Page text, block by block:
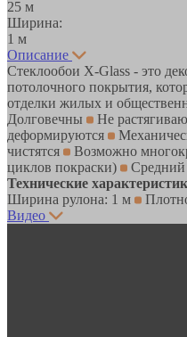
25 м
Ширина:
1 м
Описание
Стеклообои X-Glass - это
потолочного покрытия,
отделки жилых и
Долговечны
Не
деформируются
чистятся
Возможно
циклов покраски)
Средний
Технические
Ширина рулона: 1 м
Видео